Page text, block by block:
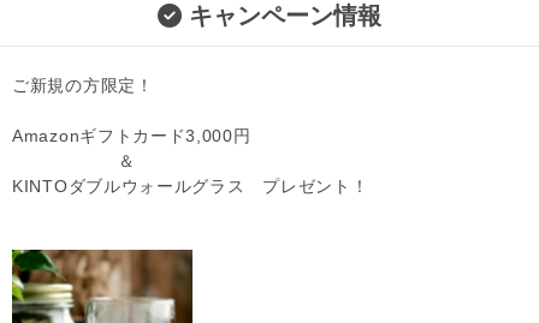
キャンペーン情報
ご新規の方限定！
Amazonギフトカード3,000円
＆
KINTOダブルウォールグラス プレゼント！